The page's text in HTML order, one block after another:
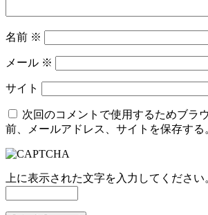
名前 ※
メール ※
サイト
次回のコメントで使用するためブラ
前、メールアドレス、サイトを保存する
上に表示された文字を入力してください